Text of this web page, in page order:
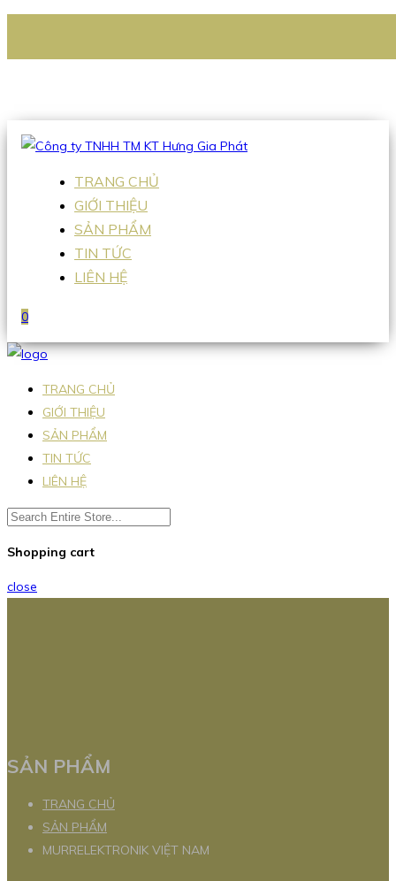
Hotline:0938 336 079
TRANG CHỦ
GIỚI THIỆU
SẢN PHẨM
TIN TỨC
LIÊN HỆ
0
TRANG CHỦ
GIỚI THIỆU
SẢN PHẨM
TIN TỨC
LIÊN HỆ
Shopping cart
close
SẢN PHẨM
TRANG CHỦ
SẢN PHẨM
MURRELEKTRONIK VIỆT NAM